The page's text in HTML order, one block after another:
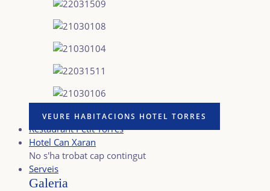
VEURE HABITACIONS HOTEL TORRES
Restaurant Petit Torres
Hotel Can Xaran
No s'ha trobat cap contingut
Serveis
Galeria